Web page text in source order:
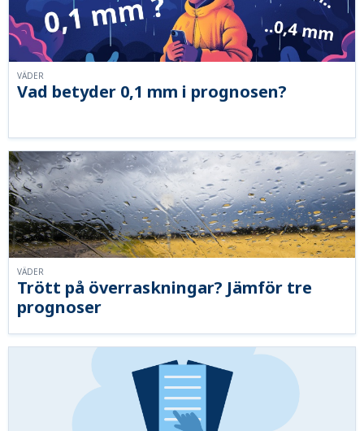
Vad betyder 0,1 mm i prognosen?
VÄDER
Trött på överraskningar? Jämför tre
prognoser
VÄDER